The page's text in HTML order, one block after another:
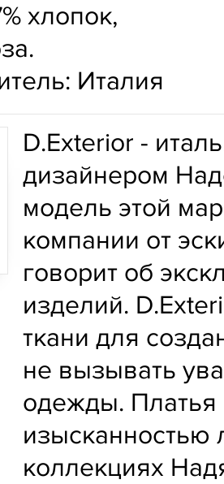
хлопок,
Италия
D.Exterior -
дизайнером
модель этой
компании от
говорит об
изделий.
ткани для
не вызывать
одежды. Платья
изысканностью
коллекциях